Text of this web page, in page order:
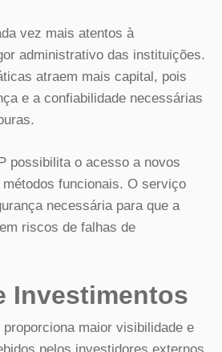
vez mais atentos à
administrativo das instituições.
atraem mais capital, pois
e a confiabilidade necessárias
possibilita o acesso a novos
funcionais. O serviço
necessária para que a
riscos de falhas de
Investimentos
maior visibilidade e